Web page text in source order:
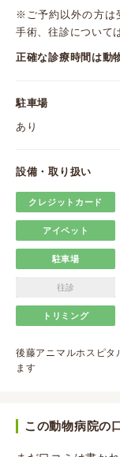
※ご予約以外の方
手術、往診について
正確な診療時間は動
駐車場
あり
設備・取り扱い
クレジットカード
アイペット
駐車場
往診
トリミング
後藤アニマルホスピタ
ます
この動物病院の